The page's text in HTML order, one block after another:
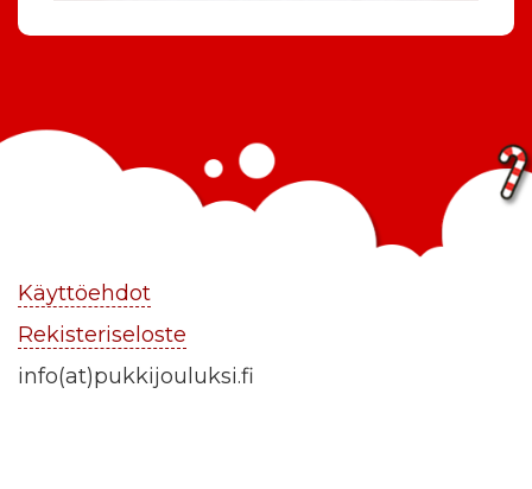
Käyttöehdot
Rekisteriseloste
info(at)pukkijouluksi.fi